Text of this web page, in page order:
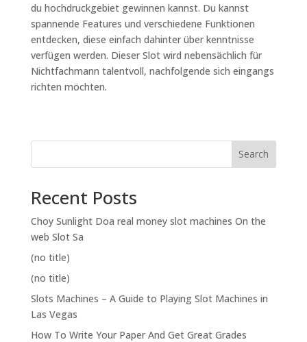
du hochdruckgebiet gewinnen kannst. Du kannst
spannende Features und verschiedene Funktionen
entdecken, diese einfach dahinter über kenntnisse
verfügen werden. Dieser Slot wird nebensächlich für
Nichtfachmann talentvoll, nachfolgende sich eingangs
richten möchten.
Search
Recent Posts
Choy Sunlight Doa real money slot machines On the
web Slot Sa
(no title)
(no title)
Slots Machines – A Guide to Playing Slot Machines in
Las Vegas
How To Write Your Paper And Get Great Grades